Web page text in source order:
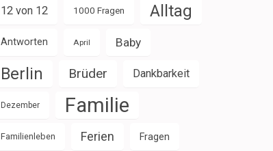
12 von 12 1000 Fragen Alltag
Antworten April Baby
Berlin Brüder Dankbarkeit
Dezember Familie
Familienleben Ferien Fragen